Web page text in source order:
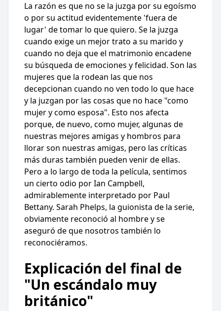
La razón es que no se la juzga por su egoísmo
o por su actitud evidentemente 'fuera de
lugar' de tomar lo que quiero. Se la juzga
cuando exige un mejor trato a su marido y
cuando no deja que el matrimonio encadene
su búsqueda de emociones y felicidad. Son las
mujeres que la rodean las que nos
decepcionan cuando no ven todo lo que hace
y la juzgan por las cosas que no hace "como
mujer y como esposa". Esto nos afecta
porque, de nuevo, como mujer, algunas de
nuestras mejores amigas y hombros para
llorar son nuestras amigas, pero las críticas
más duras también pueden venir de ellas.
Pero a lo largo de toda la película, sentimos
un cierto odio por Ian Campbell,
admirablemente interpretado por Paul
Bettany. Sarah Phelps, la guionista de la serie,
obviamente reconoció al hombre y se
aseguró de que nosotros también lo
reconociéramos.
Explicación del final de
"Un escándalo muy
británico"